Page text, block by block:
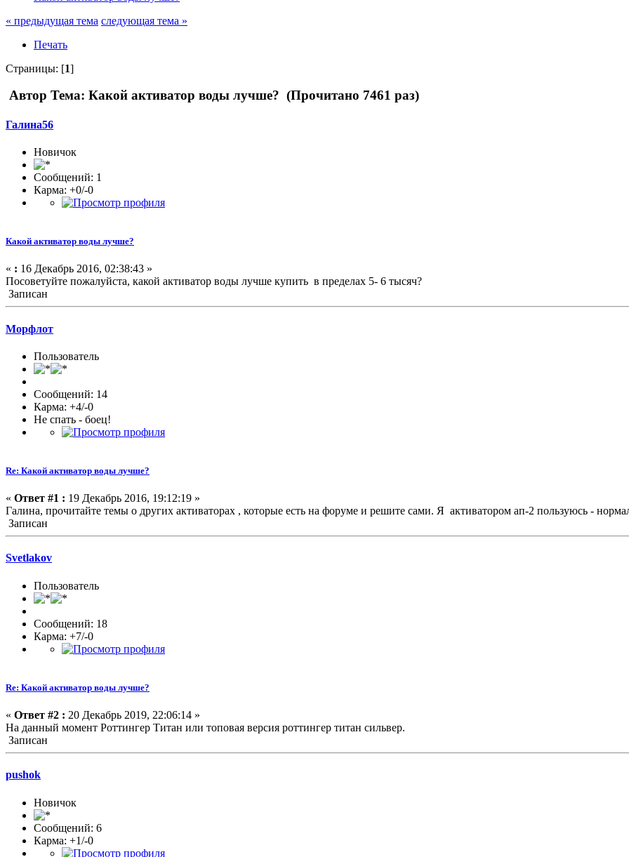
« предыдущая тема следующая тема »
Печать
Страницы: [1]
Автор Тема: Какой активатор воды лучше? (Прочитано 7461 раз)
Галина56
Новичок
Сообщений: 1
Карма: +0/-0
Какой активатор воды лучше?
« : 16 Декабрь 2016, 02:38:43 »
Посоветуйте пожалуйста, какой активатор воды лучше купить в пределах 5- 6 тысяч?
Записан
Морфлот
Пользователь
Сообщений: 14
Карма: +4/-0
Не спать - боец!
Re: Какой активатор воды лучше?
« Ответ #1 : 19 Декабрь 2016, 19:12:19 »
Галина, прочитайте темы о других активаторах , которые есть на форуме и решите сами. Я активатором ап-2 пользуюсь -
Записан
Svetlakov
Пользователь
Сообщений: 18
Карма: +7/-0
Re: Какой активатор воды лучше?
« Ответ #2 : 20 Декабрь 2019, 22:06:14 »
На данный момент Роттингер Титан или топовая версия роттингер титан сильвер.
Записан
pushok
Новичок
Сообщений: 6
Карма: +1/-0